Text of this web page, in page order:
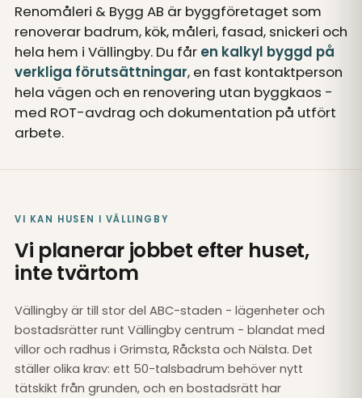
Renomåleri & Bygg AB är byggföretaget som
renoverar badrum, kök, måleri, fasad, snickeri och
hela hem i Vällingby. Du får en kalkyl byggd på
verkliga förutsättningar, en fast kontaktperson
hela vägen och en renovering utan byggkaos -
med ROT-avdrag och dokumentation på utfört
arbete.
VI KAN HUSEN I VÄLLINGBY
Vi planerar jobbet efter huset,
inte tvärtom
Vällingby är till stor del ABC-staden - lägenheter och
bostadsrätter runt Vällingby centrum - blandat med
villor och radhus i Grimsta, Råcksta och Nälsta. Det
ställer olika krav: ett 50-talsbadrum behöver nytt
tätskikt från grunden, och en bostadsrätt har